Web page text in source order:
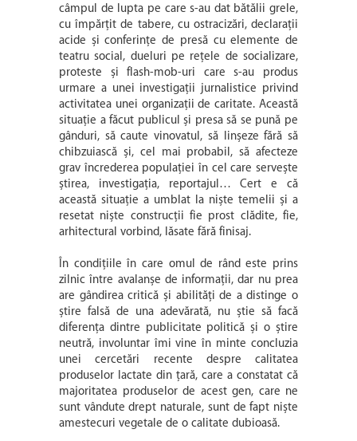
câmpul de lupta pe care s-au dat bătălii grele,
cu împărțit de tabere, cu ostracizări, declarații
acide și conferințe de presă cu elemente de
teatru social, dueluri pe rețele de socializare,
proteste și flash-mob-uri care s-au produs
urmare a unei investigații jurnalistice privind
activitatea unei organizații de caritate. Această
situație a făcut publicul și presa să se pună pe
gânduri, să caute vinovatul, să linșeze fără să
chibzuiască și, cel mai probabil, să afecteze
grav încrederea populației în cel care servește
știrea, investigația, reportajul… Cert e că
această situație a umblat la niște temelii și a
resetat niște construcții fie prost clădite, fie,
arhitectural vorbind, lăsate fără finisaj.
În condițiile în care omul de rând este prins
zilnic între avalanșe de informații, dar nu prea
are gândirea critică și abilități de a distinge o
știre falsă de una adevărată, nu știe să facă
diferența dintre publicitate politică și o știre
neutră, involuntar îmi vine în minte concluzia
unei cercetări recente despre calitatea
produselor lactate din țară, care a constatat că
majoritatea produselor de acest gen, care ne
sunt vândute drept naturale, sunt de fapt niște
amestecuri vegetale de o calitate dubioasă.